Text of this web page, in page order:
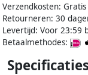
Verzendkosten: Gratis
Retourneren: 30
Levertijd: Voor 23:59
Betaalmethodes: